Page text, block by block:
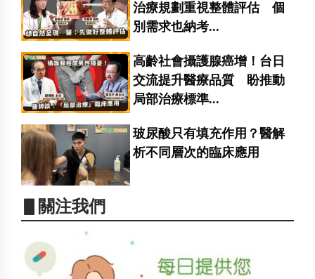
治療規劃重視整體評估 個
別需求也納考...
高齡社會攝護腺癌增！台日
交流提升醫療品質 盼推動
局部治療標準...
玻尿酸只有填充作用？醫解
析不同層次的臨床應用
▋關注我們